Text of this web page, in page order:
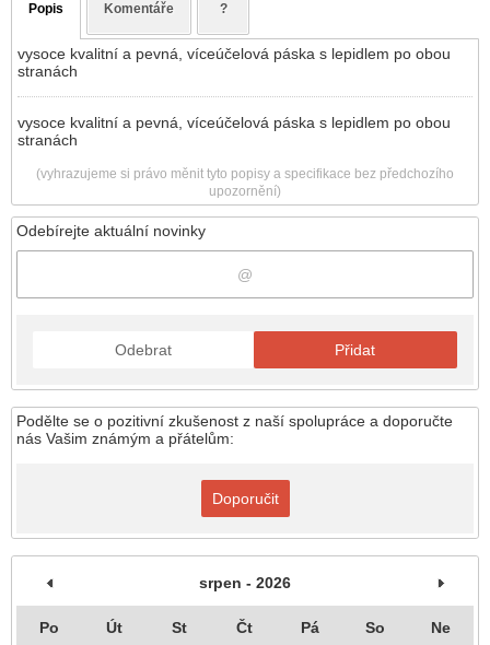
Odebírejte aktuální novinky
Odebrat Přidat
Podělte se o pozitivní zkušenost z naší spolupráce a doporučte
nás Vašim známým a přátelům:
Doporučit
srpen - 2026
Po Út St Čt Pá So Ne
Popis Komentáře ?
vysoce kvalitní a pevná, víceúčelová páska s lepidlem po obou
stranách
vysoce kvalitní a pevná, víceúčelová páska s lepidlem po obou
stranách
(vyhrazujeme si právo měnit tyto popisy a specifikace bez předchozího
upozornění)